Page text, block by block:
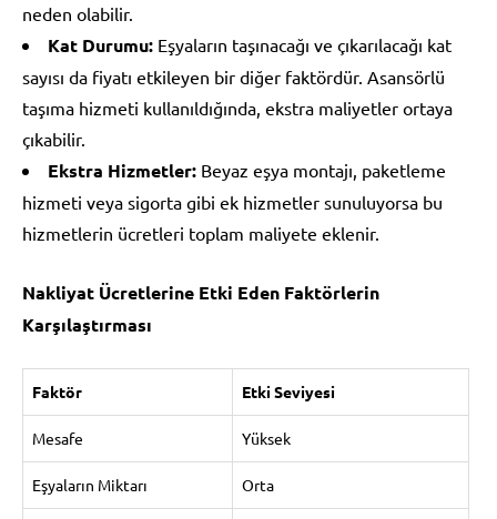
neden olabilir.
Kat Durumu: Eşyaların taşınacağı ve çıkarılacağı kat
sayısı da fiyatı etkileyen bir diğer faktördür. Asansörlü
taşıma hizmeti kullanıldığında, ekstra maliyetler ortaya
çıkabilir.
Ekstra Hizmetler: Beyaz eşya montajı, paketleme
hizmeti veya sigorta gibi ek hizmetler sunuluyorsa bu
hizmetlerin ücretleri toplam maliyete eklenir.
Nakliyat Ücretlerine Etki Eden Faktörlerin
Karşılaştırması
Faktör Etki Seviyesi
Mesafe Yüksek
Eşyaların Miktarı Orta